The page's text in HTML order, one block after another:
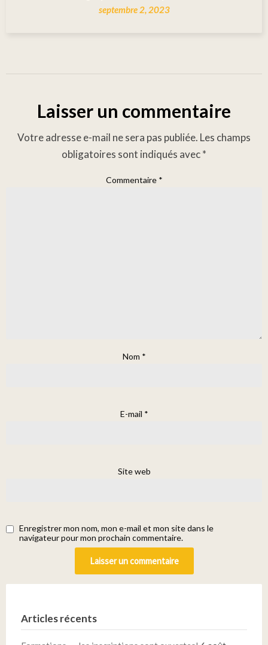
septembre 2, 2023
Laisser un commentaire
Votre adresse e-mail ne sera pas publiée. Les champs
obligatoires sont indiqués avec*
Commentaire *
Nom *
E-mail *
Site web
Enregistrer mon nom, mon e-mail et mon site dans le
navigateur pour mon prochain commentaire.
Articles récents